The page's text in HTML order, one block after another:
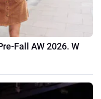
Fall AW 2026. W